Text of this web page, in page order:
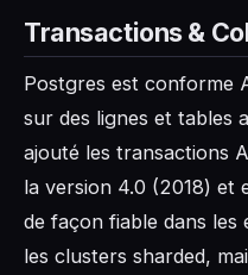
Transactions &
Postgres est conforme
sur des lignes et tables
ajouté les transactions
la version 4.0 (2018) et
de façon fiable dans les
les clusters sharded,